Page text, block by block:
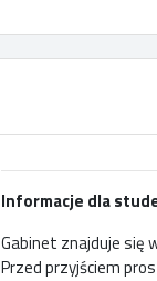
Informacje dla
Gabinet znajduje się
Przed przyjściem